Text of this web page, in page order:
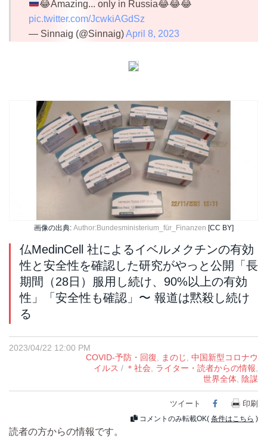
😂Amazing... only in Russia😂😂😂
pic.twitter.com/JcwkiAGdSz
— Sinnaig (@Sinnaig)April 8, 2023
画像の出典: Author:Bundesministerium_für_Finanzen [CC BY]
仏MedinCell 社によるイベルメクチンの有効
性と安全性を確認した研究がやっと公開「長
期間（28日）服用し続け、90%以上の有効
性」「安全性も確認」〜 報道は黙殺し続け
る
2023/04/22 12:00 PM
COVID-予防・回復
まのじ
中国新型コロナウ
イルス / ＊社会 ライター・読者からの情報
世界全体 陰謀
ツイート Facebook
印刷
コメントのみ転載OK( 条件はこちら )
読者の方からの情報です。